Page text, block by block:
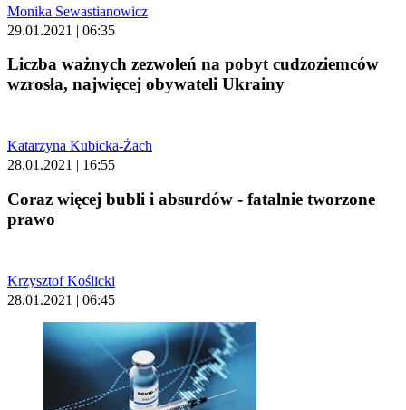
Monika Sewastianowicz
29.01.2021 | 06:35
Liczba ważnych zezwoleń na pobyt cudzoziemców
wzrosła, najwięcej obywateli Ukrainy
Katarzyna Kubicka-Żach
28.01.2021 | 16:55
Coraz więcej bubli i absurdów - fatalnie tworzone
prawo
Krzysztof Koślicki
28.01.2021 | 06:45